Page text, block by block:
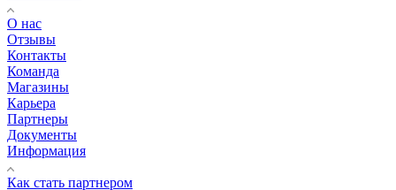
О нас
Отзывы
Контакты
Команда
Магазины
Карьера
Партнеры
Документы
Информация
Как стать партнером